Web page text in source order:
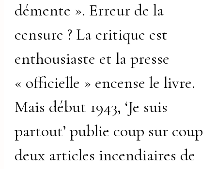
démente ». Erreur de la
censure ? La critique est
enthousiaste et la presse
« officielle » encense le livre.
Mais début 1943, ‘Je suis
partout’ publie coup sur coup
deux articles incendiaires de